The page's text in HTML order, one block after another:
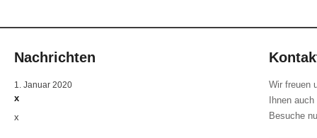
Nachrichten
1. Januar 2020
x
x
Wir freuen
Ihnen
Besuche